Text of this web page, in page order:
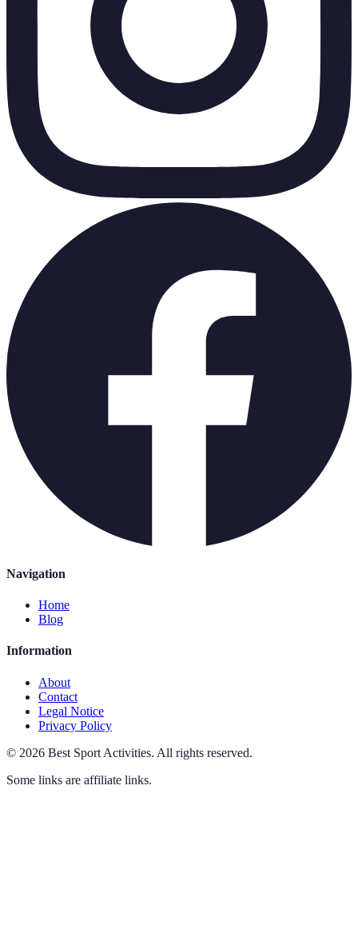
Navigation
Home
Blog
Information
About
Contact
Legal Notice
Privacy Policy
© 2026 Best Sport Activities. All rights reserved.
Some links are affiliate links.